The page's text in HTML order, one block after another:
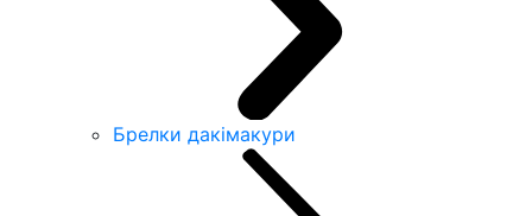
Брелки дакімакури